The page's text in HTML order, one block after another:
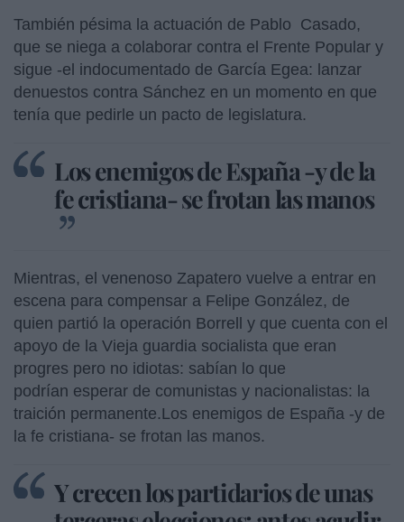
También pésima la actuación de Pablo Casado,
que se niega a colaborar contra el Frente Popular y
sigue -el indocumentado de García Egea: lanzar
denuestos contra Sánchez en un momento en que
tenía que pedirle un pacto de legislatura.
Los enemigos de España -y de la
fe cristiana- se frotan las manos
Mientras, el venenoso Zapatero vuelve a entrar en
escena para compensar a Felipe González, de
quien partió la operación Borrell y que cuenta con el
apoyo de la Vieja guardia socialista que eran
progres pero no idiotas: sabían lo que
podrían esperar de comunistas y nacionalistas: la
traición permanente.Los enemigos de España -y de
la fe cristiana- se frotan las manos.
Y crecen los partidarios de unas